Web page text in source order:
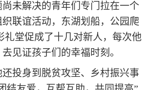
未解决的青年们专门拉在一个
联谊活动，东湖划船，公园爬
堂促成了十几对新人，每次他
见证孩子们的幸福时刻。
投身到脱贫攻坚、乡村振兴事